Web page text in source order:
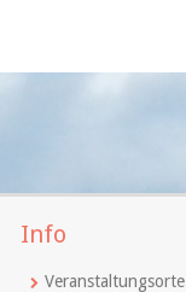
Info
Veranstaltungsorte